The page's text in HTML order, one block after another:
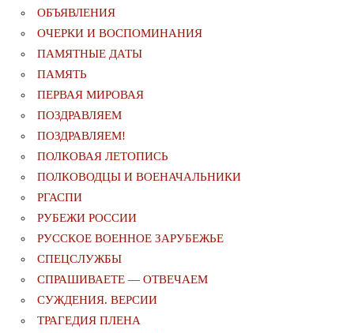
ОБЪЯВЛЕНИЯ
ОЧЕРКИ И ВОСПОМИНАНИЯ
ПАМЯТНЫЕ ДАТЫ
ПАМЯТЬ
ПЕРВАЯ МИРОВАЯ
ПОЗДРАВЛЯЕМ
ПОЗДРАВЛЯЕМ!
ПОЛКОВАЯ ЛЕТОПИСЬ
ПОЛКОВОДЦЫ И ВОЕНАЧАЛЬНИКИ
РГАСПИ
РУБЕЖИ РОССИИ
РУССКОЕ ВОЕННОЕ ЗАРУБЕЖЬЕ
СПЕЦСЛУЖБЫ
СПРАШИВАЕТЕ — ОТВЕЧАЕМ
СУЖДЕНИЯ. ВЕРСИИ
ТРАГЕДИЯ ПЛЕНА